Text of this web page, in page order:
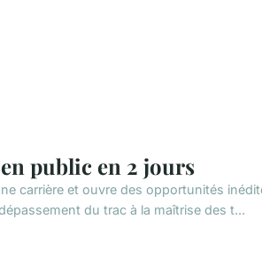
public en 2 jours
carrière et ouvre des opportunités
du trac à la maîtrise des t...